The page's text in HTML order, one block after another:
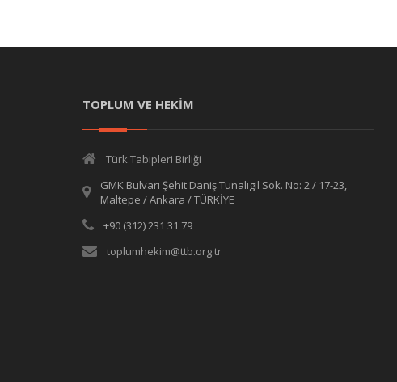
TOPLUM VE HEKİM
Türk Tabipleri Birliği
GMK Bulvarı Şehit Daniş Tunalıgil Sok. No: 2 / 17-23,
Maltepe / Ankara / TÜRKİYE
+90 (312) 231 31 79
toplumhekim@ttb.org.tr